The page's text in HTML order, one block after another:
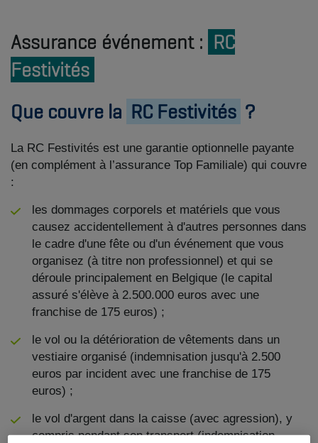
Assurance événement : RC
Festivités
Que couvre la RC Festivités ?
La RC Festivités est une garantie optionnelle payante
(en complément à l’assurance Top Familiale) qui couvre
:
les dommages corporels et matériels que vous
causez accidentellement à d'autres personnes dans
le cadre d'une fête ou d'un événement que vous
organisez (à titre non professionnel) et qui se
déroule principalement en Belgique (le capital
assuré s'élève à 2.500.000 euros avec une
franchise de 175 euros) ;
le vol ou la détérioration de vêtements dans un
vestiaire organisé (indemnisation jusqu'à 2.500
euros par incident avec une franchise de 175
euros) ;
le vol d'argent dans la caisse (avec agression), y
compris pendant son transport (indemnisation